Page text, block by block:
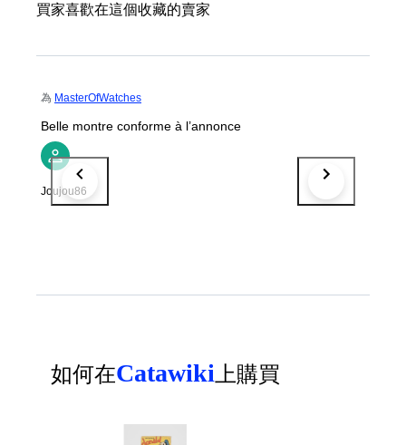
買家喜歡在這個收藏的賣家
為 MasterOfWatches
Belle montre conforme à l’annonce
Joujou86
如何在Catawiki 上購買